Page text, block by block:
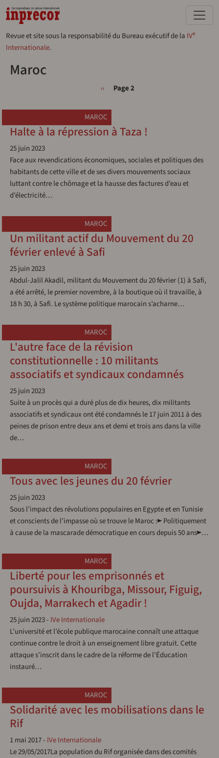
Aller au contenu principal
Revue et site sous la responsabilité du Bureau exécutif de la IVe
Internationale.
Maroc
Page précédente
‹‹ Page 2
MAROC
Halte à la répression à Taza !
25 juin 2023
Face aux revendications économiques, sociales et politiques des
habitants de cette ville et de ses divers mouvements sociaux
luttant contre le chômage et la hausse des factures d’eau et
d’électricité…
MAROC
Un militant actif du Mouvement du 20
février enlevé à Safi
25 juin 2023
Abdul-Jalil Akadil, militant du Mouvement du 20 février (1) à Safi,
a été arrêté, le premier novembre, à la boutique où il travaille, à
18 h 30, à Safi. Le système politique marocain s’acharne…
MAROC
L'autre face de la révision
constitutionnelle : 10 militants
associatifs et syndicaux condamnés
25 juin 2023
Suite à un procès qui a duré plus de dix heures, dix militants
associatifs et syndicaux ont été condamnés le 17 juin 2011 à des
peines de prison entre deux ans et demi et trois ans dans la ville
de…
MAROC
Tous avec les jeunes du 20 février
25 juin 2023
Sous l’impact des révolutions populaires en Egypte et en Tunisie
et conscients de l’impasse où se trouve le Maroc :► Politiquement
à cause de la mascarade démocratique en cours depuis 50 ans►…
MAROC
Liberté pour les emprisonnés et
poursuivis à Khouribga, Missour, Figuig,
Oujda, Marrakech et Agadir !
25 juin 2023- IVe Internationale
L’université et l’école publique marocaine connaît une attaque
continue contre le droit à un enseignement libre gratuit. Cette
attaque s’inscrit dans le cadre de la réforme de l’Éducation
instauré…
MAROC
Solidarité avec les mobilisations dans le
Rif
1 mai 2017- IVe Internationale
Le 29/05/2017La population du Rif organisée dans des comités